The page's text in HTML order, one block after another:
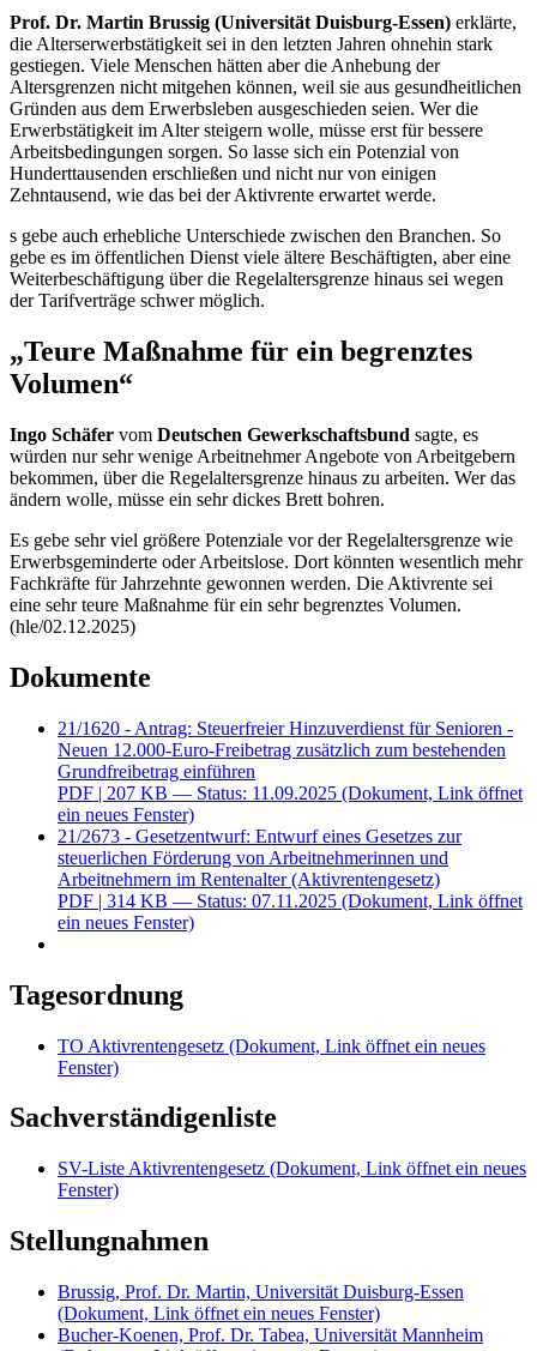
Prof. Dr. Martin Brussig (Universität Duisburg-Essen) erklärte,
die Alterserwerbstätigkeit sei in den letzten Jahren ohnehin stark
gestiegen. Viele Menschen hätten aber die Anhebung der
Altersgrenzen nicht mitgehen können, weil sie aus gesundheitlichen
Gründen aus dem Erwerbsleben ausgeschieden seien. Wer die
Erwerbstätigkeit im Alter steigern wolle, müsse erst für bessere
Arbeitsbedingungen sorgen. So lasse sich ein Potenzial von
Hunderttausenden erschließen und nicht nur von einigen
Zehntausend, wie das bei der Aktivrente erwartet werde.
s gebe auch erhebliche Unterschiede zwischen den Branchen. So
gebe es im öffentlichen Dienst viele ältere Beschäftigten, aber eine
Weiterbeschäftigung über die Regelaltersgrenze hinaus sei wegen
der Tarifverträge schwer möglich.
„Teure Maßnahme für ein begrenztes
Volumen“
Ingo Schäfer vom Deutschen Gewerkschaftsbund sagte, es
würden nur sehr wenige Arbeitnehmer Angebote von Arbeitgebern
bekommen, über die Regelaltersgrenze hinaus zu arbeiten. Wer das
ändern wolle, müsse ein sehr dickes Brett bohren.
Es gebe sehr viel größere Potenziale vor der Regelaltersgrenze wie
Erwerbsgeminderte oder Arbeitslose. Dort könnten wesentlich mehr
Fachkräfte für Jahrzehnte gewonnen werden. Die Aktivrente sei
eine sehr teure Maßnahme für ein sehr begrenztes Volumen.
(hle/02.12.2025)
Dokumente
21/1620 - Antrag: Steuerfreier Hinzuverdienst für Senioren -
Neuen 12.000-Euro-Freibetrag zusätzlich zum bestehenden
Grundfreibetrag einführen
PDF | 207 KB — Status: 11.09.2025 (Dokument, Link öffnet
ein neues Fenster)
21/2673 - Gesetzentwurf: Entwurf eines Gesetzes zur
steuerlichen Förderung von Arbeitnehmerinnen und
Arbeitnehmern im Rentenalter (Aktivrentengesetz)
PDF | 314 KB — Status: 07.11.2025 (Dokument, Link öffnet
ein neues Fenster)
Tagesordnung
TO Aktivrentengesetz (Dokument, Link öffnet ein neues
Fenster)
Sachverständigenliste
SV-Liste Aktivrentengesetz (Dokument, Link öffnet ein neues
Fenster)
Stellungnahmen
Brussig, Prof. Dr. Martin, Universität Duisburg-Essen
(Dokument, Link öffnet ein neues Fenster)
Bucher-Koenen, Prof. Dr. Tabea, Universität Mannheim